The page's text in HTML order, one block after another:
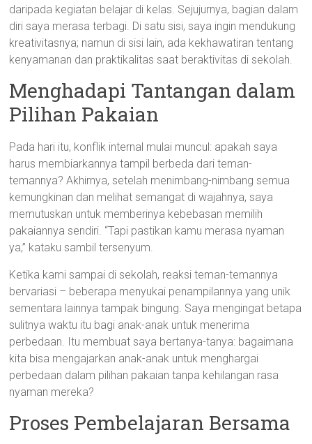
daripada kegiatan belajar di kelas. Sejujurnya, bagian dalam
diri saya merasa terbagi. Di satu sisi, saya ingin mendukung
kreativitasnya; namun di sisi lain, ada kekhawatiran tentang
kenyamanan dan praktikalitas saat beraktivitas di sekolah.
Menghadapi Tantangan dalam
Pilihan Pakaian
Pada hari itu, konflik internal mulai muncul: apakah saya
harus membiarkannya tampil berbeda dari teman-
temannya? Akhirnya, setelah menimbang-nimbang semua
kemungkinan dan melihat semangat di wajahnya, saya
memutuskan untuk memberinya kebebasan memilih
pakaiannya sendiri. “Tapi pastikan kamu merasa nyaman
ya,” kataku sambil tersenyum.
Ketika kami sampai di sekolah, reaksi teman-temannya
bervariasi – beberapa menyukai penampilannya yang unik
sementara lainnya tampak bingung. Saya mengingat betapa
sulitnya waktu itu bagi anak-anak untuk menerima
perbedaan. Itu membuat saya bertanya-tanya: bagaimana
kita bisa mengajarkan anak-anak untuk menghargai
perbedaan dalam pilihan pakaian tanpa kehilangan rasa
nyaman mereka?
Proses Pembelajaran Bersama